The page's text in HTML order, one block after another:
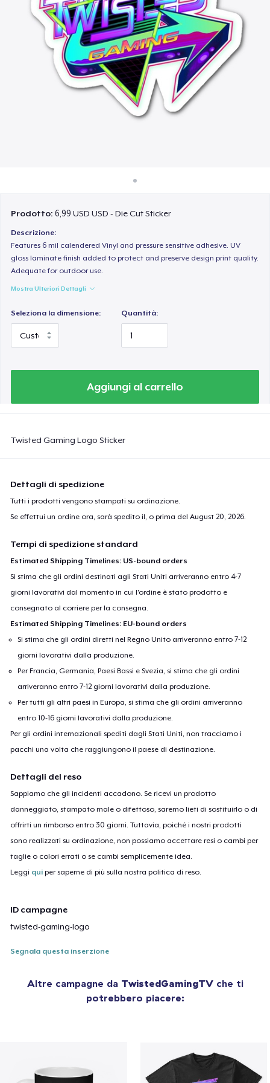
Vendi ovunque
Vendi qualsiasi cosa
Prodotto:6,99 USD USD - Die Cut Sticker
Descrizione:
Features 6 mil calendered Vinyl and pressure sensitive adhesive. UV
gloss laminate finish added to protect and preserve design print quality.
Adequate for outdoor use.
Mostra Ulteriori Dettagli
Seleziona la dimensione: Quantità:
Aggiungi al carrello
Twisted Gaming Logo Sticker
Dettagli di spedizione
Tutti i prodotti vengono stampati su ordinazione.
Se effettui un ordine ora, sarà spedito il, o prima delAugust 20, 2026
Tempi di spedizione standard
Estimated Shipping Timelines: US-bound orders
Si stima che gli ordini destinati agli Stati Uniti arriveranno entro 4-7
giorni lavorativi dal momento in cui l'ordine è stato prodotto e
consegnato al corriere per la consegna.
Estimated Shipping Timelines: EU-bound orders
Si stima che gli ordini diretti nel Regno Unito arriveranno entro 7-12
giorni lavorativi dalla produzione.
Per Francia, Germania, Paesi Bassi e Svezia, si stima che gli ordini
arriveranno entro 7-12 giorni lavorativi dalla produzione.
Per tutti gli altri paesi in Europa, si stima che gli ordini arriveranno
entro 10-16 giorni lavorativi dalla produzione.
Per gli ordini internazionali spediti dagli Stati Uniti, non tracciamo i
pacchi una volta che raggiungono il paese di destinazione.
Dettagli del reso
Sappiamo che gli incidenti accadono. Se ricevi un prodotto
danneggiato, stampato male o difettoso, saremo lieti di sostituirlo o di
offrirti un rimborso entro 30 giorni. Tuttavia, poiché i nostri prodotti
sono realizzati su ordinazione, non possiamo accettare resi o cambi per
taglie o colori errati o se cambi semplicemente idea.
Leggi qui per saperne di più sulla nostra politica di reso.
ID campagne
twisted-gaming-logo
Segnala questa inserzione
Altre campagne da TwistedGamingTVche ti
potrebbero piacere: